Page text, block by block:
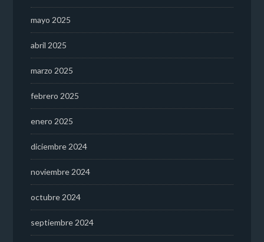
mayo 2025
abril 2025
marzo 2025
febrero 2025
enero 2025
diciembre 2024
noviembre 2024
octubre 2024
septiembre 2024